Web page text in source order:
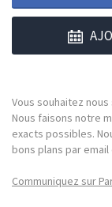
Vous souhaitez
Nous faisons notre
exacts possibles.
bons plans par
Communiquez sur